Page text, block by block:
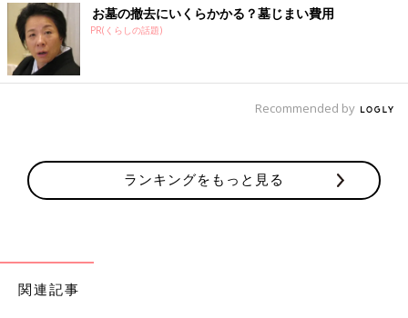
お墓の撤去にいくらかかる？墓じまい費用
PR(くらしの話題)
Recommended by
ランキングをもっと見る
関連記事